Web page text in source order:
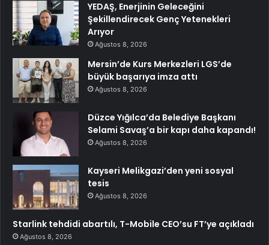
YEDAŞ, Enerjinin Geleceğini
Şekillendirecek Genç Yetenekleri
Arıyor
Ağustos 8, 2026
Mersin’de Kurs Merkezleri LGS’de
büyük başarıya imza attı
Ağustos 8, 2026
Düzce Yığılca’da Belediye Başkanı
Selami Savaş’a bir kapı daha kapandı!
Ağustos 8, 2026
Kayseri Melikgazi’den yeni sosyal
tesis
Ağustos 8, 2026
Starlink tehdidi abartılı, T-Mobile CEO’su FT’ye açıkladı
Ağustos 8, 2026